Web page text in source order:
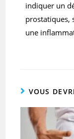
indiquer un
prostatiques,
une
VOUS